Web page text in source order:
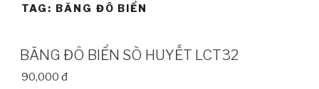
TAG: BĂNG ĐÔ BIỂN
BĂNG ĐÔ BIỂN SÒ HUYẾT LCT32
90,000 đ